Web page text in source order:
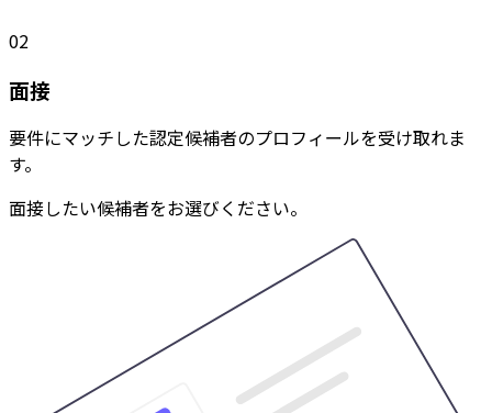
02
面接
要件にマッチした認定候補者のプロフィールを受け取れま
す。
面接したい候補者をお選びください。